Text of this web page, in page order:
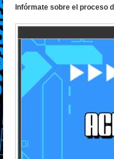
Infórmate sobre el proceso